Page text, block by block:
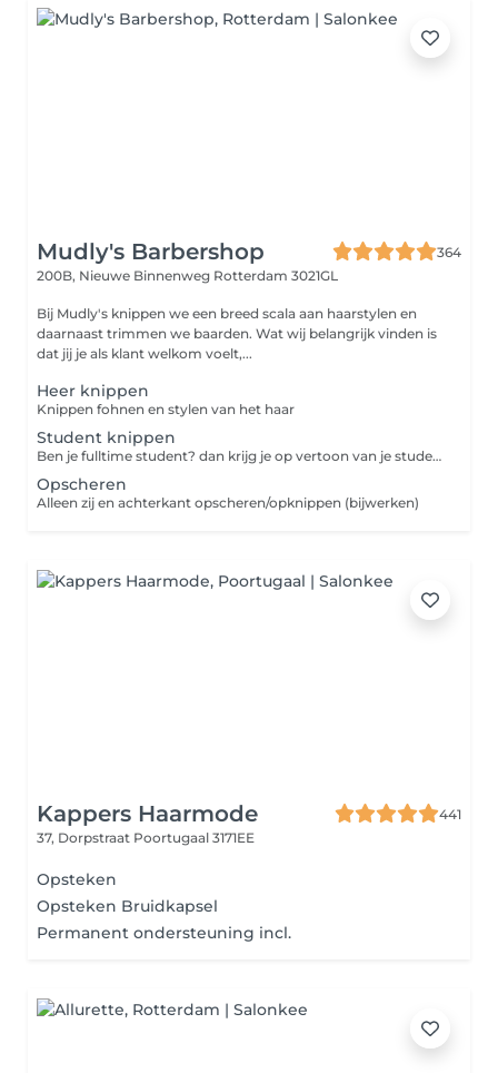
Mudly's Barbershop
364
200B, Nieuwe Binnenweg Rotterdam 3021GL
Bij Mudly's knippen we een breed scala aan haarstylen en
daarnaast trimmen we baarden. Wat wij belangrijk vinden is
dat jij je als klant welkom voelt,...
Heer knippen
Knippen fohnen en stylen van het haar
Student knippen
Ben je fulltime student? dan krijg je op vertoon van je studentenpas korting op je knipbeurt.
Opscheren
Alleen zij en achterkant opscheren/opknippen (bijwerken)
Kappers Haarmode
441
37, Dorpstraat Poortugaal 3171EE
Opsteken
Opsteken Bruidkapsel
Permanent ondersteuning incl.